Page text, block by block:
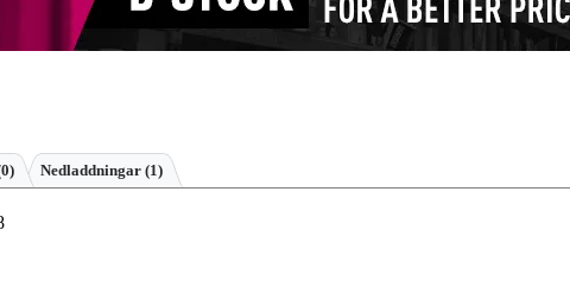
Nedladdningar (1)